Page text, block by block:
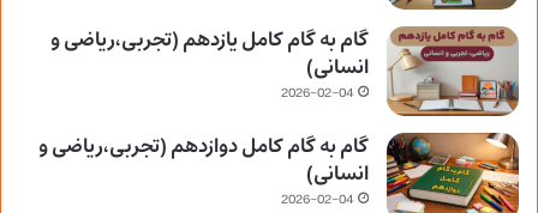
گام به گام کامل یازدهم (تجربی،ریاضی و
انسانی)
2026-02-04
گام به گام کامل دوازدهم (تجربی،ریاضی و
انسانی)
2026-02-04